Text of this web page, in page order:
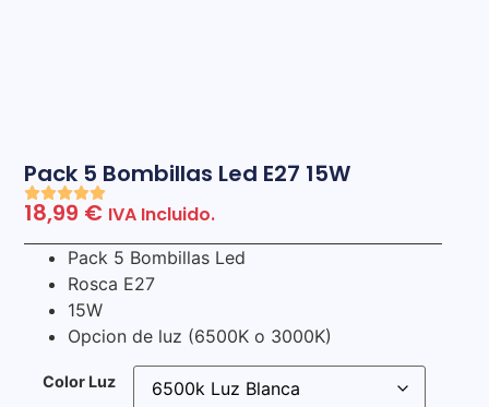
Pack 5 Bombillas Led E27 15W
18,99 € IVA Incluido.
Pack 5 Bombillas Led
Rosca E27
15W
Opcion de luz (6500K o 3000K)
Color Luz